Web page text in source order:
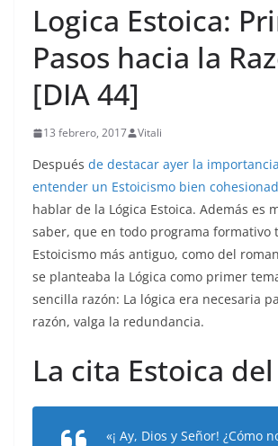
Logica Estoica:
Pasos hacia la
[DIA 44]
13 febrero, 2017 Vitali
Después de destacar ayer la
entender un Estoicismo bien
hablar de la Lógica Estoica. Además es
saber, que en todo programa formativo
Estoicismo más antiguo, como del
se planteaba la Lógica como primer
sencilla razón: La lógica era necesaria
razón, valga la redundancia.
La cita Estoica
«¡ Ay, Dios y Señor! ¿Cómo